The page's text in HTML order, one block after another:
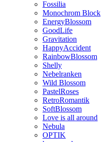
Fossilia
Monochrom Block
EnergyBlossom
GoodLife
Gravitation
HappyAccident
RainbowBlossom
Shelly
Nebelranken
Wild Blossom
PastelRoses
RetroRomantik
SoftBlossom
Love is all around
Nebula
OPTIK